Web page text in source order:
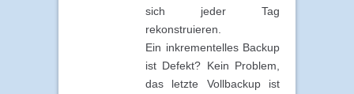
sich jeder Tag
rekonstruieren.
Ein inkrementelles Backup
ist Defekt? Kein Problem,
das letzte Vollbackup ist